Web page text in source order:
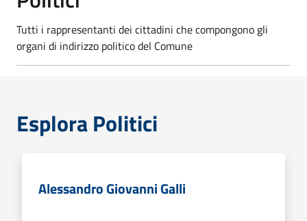
Tutti i rappresentanti dei cittadini che compongono gli
organi di indirizzo politico del Comune
Esplora Politici
Alessandro Giovanni Galli